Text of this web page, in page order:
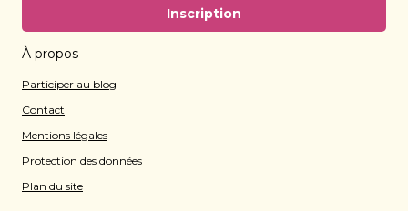
Inscription
À propos
Participer au blog
Contact
Mentions légales
Protection des données
Plan du site